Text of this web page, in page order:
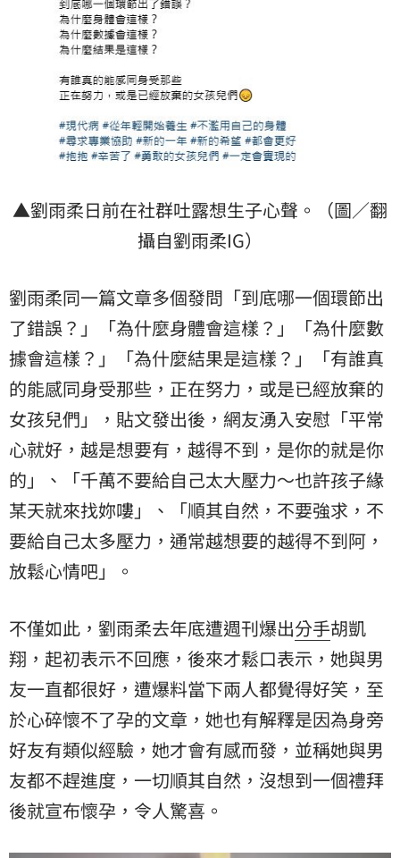
▲劉雨柔日前在社群吐露想生子心聲。（圖／翻
攝自劉雨柔IG）
劉雨柔同一篇文章多個發問「到底哪一個環節出
了錯誤？」「為什麼身體會這樣？」「為什麼數
據會這樣？」「為什麼結果是這樣？」「有誰真
的能感同身受那些，正在努力，或是已經放棄的
女孩兒們」，貼文發出後，網友湧入安慰「平常
心就好，越是想要有，越得不到，是你的就是你
的」、「千萬不要給自己太大壓力～也許孩子緣
某天就來找妳嘍」、「順其自然，不要強求，不
要給自己太多壓力，通常越想要的越得不到阿，
放鬆心情吧」。
不僅如此，劉雨柔去年底遭週刊爆出分手胡凱
翔，起初表示不回應，後來才鬆口表示，她與男
友一直都很好，遭爆料當下兩人都覺得好笑，至
於心碎懷不了孕的文章，她也有解釋是因為身旁
好友有類似經驗，她才會有感而發，並稱她與男
友都不趕進度，一切順其自然，沒想到一個禮拜
後就宣布懷孕，令人驚喜。